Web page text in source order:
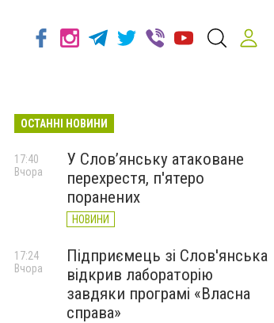
ОСТАННІ НОВИНИ
У Слов’янську атаковане
перехрестя, п'ятеро
поранених
НОВИНИ
17:40
Вчора
Підприємець зі Слов'янська
відкрив лабораторію
завдяки програмі «Власна
справа»
17:24
Вчора